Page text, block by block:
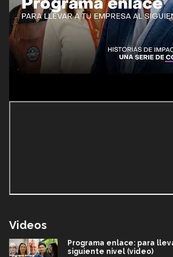
Videos
Programa enlace: para
siguiente nivel (video)